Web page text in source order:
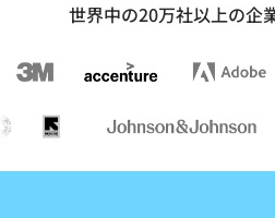
世界中の20万社以上の企